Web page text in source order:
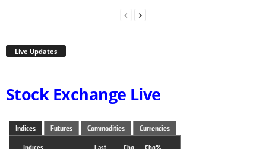
Live Updates
Stock Exchange Live